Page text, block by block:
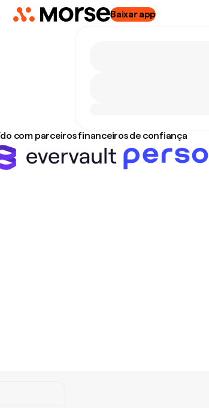
Baixar app
com parceiros financeiros de confiança